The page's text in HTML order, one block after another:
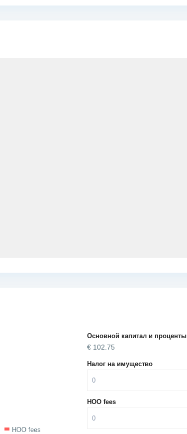
HOO fees
Основной капитал и проценты
€ 102.75
Налог на имущество
HOO fees